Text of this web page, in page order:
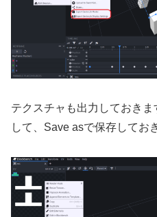
テクスチャも出力しておき
して、Save asで保存してお